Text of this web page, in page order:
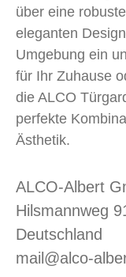
über eine
eleganten
Umgebung ein
für Ihr Zuhause
die ALCO
perfekte
Ästhetik.
ALCO-Albert
Hilsmannweg
Deutschland
mail@alco-